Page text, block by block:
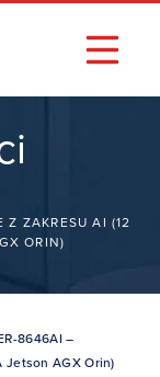
ZAKRESU AI (12
ORIN)
8646AI –
Jetson AGX Orin)